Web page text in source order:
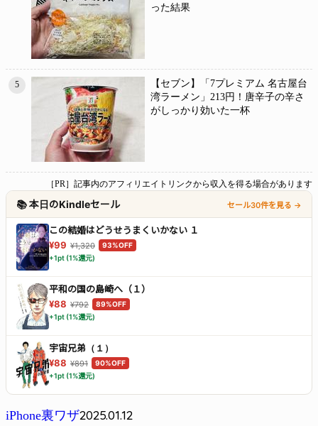
った結果
5
【セブン】「7プレミアム 名古屋台
湾ラーメン」213円！唐辛子の辛さ
がしっかり効いた一杯
［PR］記事内のアフィリエイトリンクから収入を得る場合があります
📚 本日のKindleセール セール30件を見る →
この結婚はどうせうまくいかない １
¥99 ¥1,320
93%OFF
+1pt (1%還元)
平和の国の島崎へ（１）
¥88 ¥792
89%OFF
+1pt (1%還元)
宇宙兄弟（１）
¥88 ¥891
90%OFF
+1pt (1%還元)
iPhone裏ワザ2025.01.12